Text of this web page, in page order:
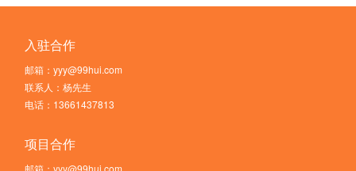
入驻合作
邮箱：yyy@99hui.com
联系人：杨先生
电话：13661437813
项目合作
邮箱：yyy@99hui.com